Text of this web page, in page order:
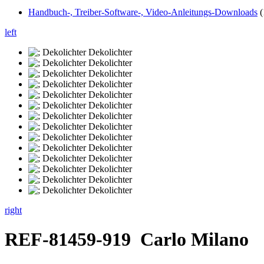
Handbuch-, Treiber-Software-, Video-Anleitungs-Downloads
left
right
REF-81459-919 Carlo Milano